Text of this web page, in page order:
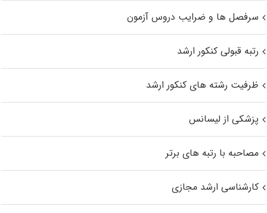
سرفصل ها و ضرایب دروس آزمون
رتبه قبولی کنکور ارشد
ظرفیت رشته های کنکور ارشد
پزشکی از لیسانس
مصاحبه با رتبه های برتر
کارشناسی ارشد مجازی